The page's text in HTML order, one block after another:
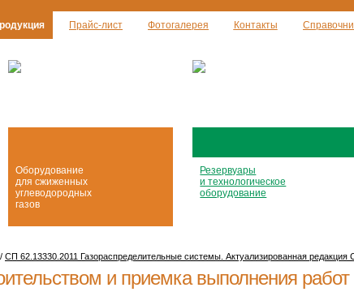
Прайс-лист Фотогалерея Контакты
Оборудование
для сжиженных
углеводородных
газов
Резервуары
и технологическое
оборудование
/ СП 62.13330.2011 Газораспределительные системы. Актуализированная
и приемка выполнения работ